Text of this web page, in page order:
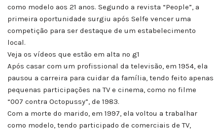
como modelo aos 21 anos. Segundo a revista “People”, a
primeira oportunidade surgiu após Selfe vencer uma
competição para ser destaque de um estabelecimento
local.
Veja os vídeos que estão em alta no g1
Após casar com um profissional da televisão, em 1954, ela
pausou a carreira para cuidar da família, tendo feito apenas
pequenas participações na TV e cinema, como no filme
“007 contra Octopussy”, de 1983.
Com a morte do marido, em 1997, ela voltou a trabalhar
como modelo, tendo participado de comerciais de TV,